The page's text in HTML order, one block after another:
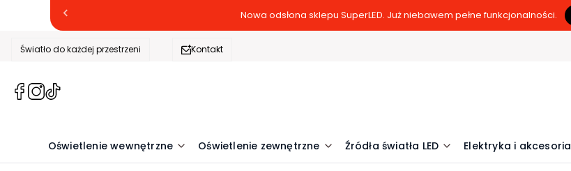
Nowa odsłona sklepu SuperLED. Już niebawem pełne funkcjonalności.
Światło do każdej przestrzeni Kontakt
(Otwiera
(Otwiera
nowej
(Otwiera
nowej
Oświetlenie wewnętrzne Oświetlenie zewnętrzne Źródła światła LED Elektryka i akcesoria